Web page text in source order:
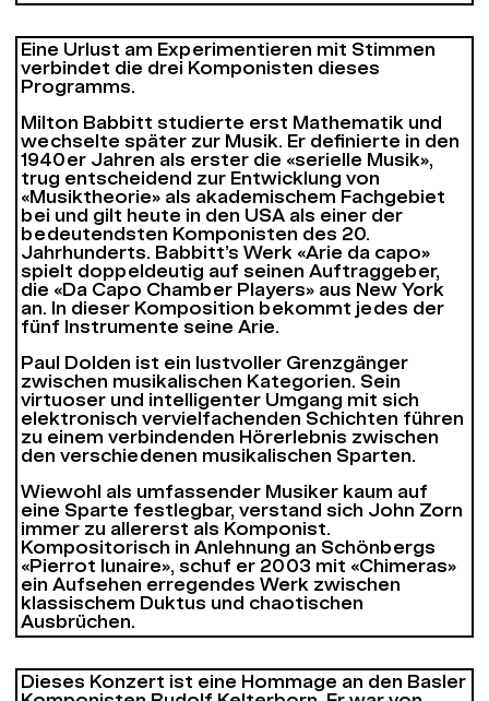
Eine Urlust am Experimentieren mit Stimmen
verbindet die drei Komponisten dieses
Programms.
Milton Babbitt studierte erst Mathematik und
wechselte später zur Musik. Er definierte in den
1940er Jahren als erster die «serielle Musik»,
trug entscheidend zur Entwicklung von
«Musiktheorie» als akademischem Fachgebiet
bei und gilt heute in den USA als einer der
bedeutendsten Komponisten des 20.
Jahrhunderts. Babbitt’s Werk «Arie da capo»
spielt doppeldeutig auf seinen Auftraggeber,
die «Da Capo Chamber Players» aus New York
an. In dieser Komposition bekommt jedes der
fünf Instrumente seine Arie.
Paul Dolden ist ein lustvoller Grenzgänger
zwischen musikalischen Kategorien. Sein
virtuoser und intelligenter Umgang mit sich
elektronisch vervielfachenden Schichten führen
zu einem verbindenden Hörerlebnis zwischen
den verschiedenen musikalischen Sparten.
Wiewohl als umfassender Musiker kaum auf
eine Sparte festlegbar, verstand sich John Zorn
immer zu allererst als Komponist.
Kompositorisch in Anlehnung an Schönbergs
«Pierrot lunaire», schuf er 2003 mit «Chimeras»
ein Aufsehen erregendes Werk zwischen
klassischem Duktus und chaotischen
Ausbrüchen.
Dieses Konzert ist eine Hommage an den Basler